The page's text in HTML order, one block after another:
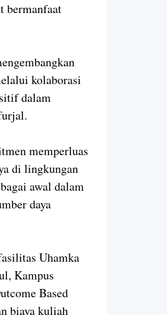
bermanfaat
kolaborasi
dalam
memperluas
di lingkungan
awal dalam
daya
Uhamka
Kampus
Based
biaya kuliah